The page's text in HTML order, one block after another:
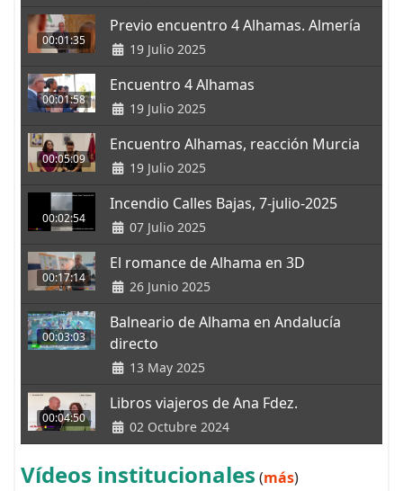
00:01:35
Previo encuentro 4 Alhamas. Almería
19 Julio 2025
00:01:58
Encuentro 4 Alhamas
19 Julio 2025
00:05:09
Encuentro Alhamas, reacción Murcia
19 Julio 2025
00:02:54
Incendio Calles Bajas, 7-julio-2025
07 Julio 2025
00:17:14
El romance de Alhama en 3D
26 Junio 2025
00:03:03
Balneario de Alhama en Andalucía
directo
13 May 2025
00:04:50
Libros viajeros de Ana Fdez.
02 Octubre 2024
Vídeos institucionales (más)